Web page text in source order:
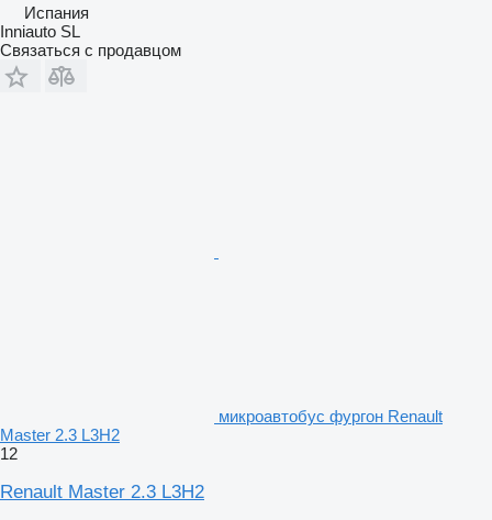
Испания
Inniauto SL
Связаться с продавцом
микроавтобус фургон Renault
Master 2.3 L3H2
12
Renault Master 2.3 L3H2